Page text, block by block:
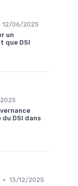
12/06/2025
un
que DSI
DSI dans
• 13/12/2025